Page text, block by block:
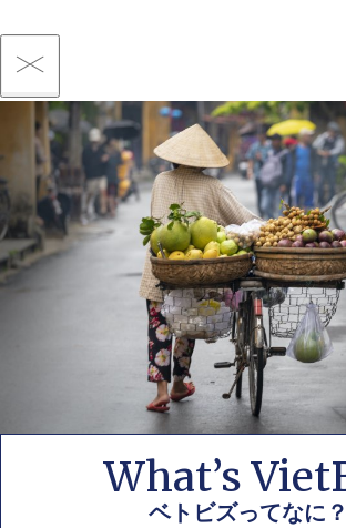
What’s
ベトビズってなに？